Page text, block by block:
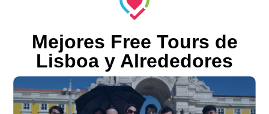
Mejores Free Tours de
Lisboa y Alrededores